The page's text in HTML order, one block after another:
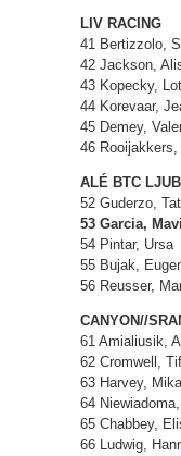
LIV RACING
41 Bertizzolo,
42 Jackson,
43 Kopecky,
44 Korevaar,
45 Demey,
46
ALÉ BTC
52 Guderzo,
53 Garcia, Mavi
54 Pintar, Ursa
55 Bujak,
56 Reusser,
CANYON//
61 Amialiusik,
62 Cromwell,
63 Harvey,
64
65 Chabbey,
66 Ludwig,